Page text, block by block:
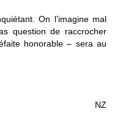
On l’imagine mal
question de raccrocher
honorable – sera au
NZ